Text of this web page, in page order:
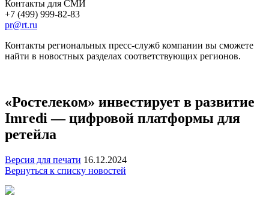
Контакты для СМИ
+7 (499) 999-82-83
pr@rt.ru
Контакты региональных пресс-служб компании вы сможете
найти в новостных разделах соответствующих регионов.
«Ростелеком» инвестирует в развитие
Imredi — цифровой платформы для
ретейла
Версия для печати 16.12.2024
Вернуться к списку новостей